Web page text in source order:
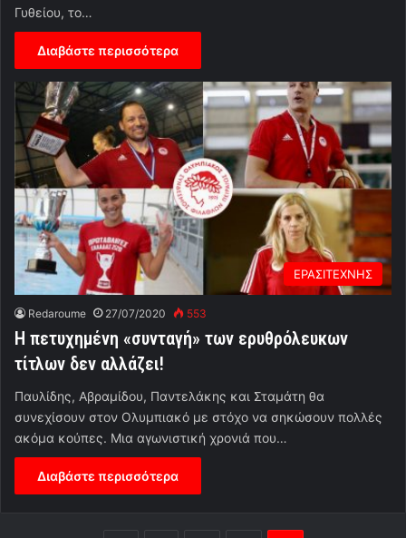
Γυθείου, το…
Διαβάστε περισσότερα
ΕΡΑΣΙΤΕΧΝΗΣ
Redaroume 27/07/2020 553
Η πετυχημένη «συνταγή» των ερυθρόλευκων
τίτλων δεν αλλάζει!
Παυλίδης, Αβραμίδου, Παντελάκης και Σταμάτη θα
συνεχίσουν στον Ολυμπιακό με στόχο να σηκώσουν πολλές
ακόμα κούπες. Μια αγωνιστική χρονιά που…
Διαβάστε περισσότερα